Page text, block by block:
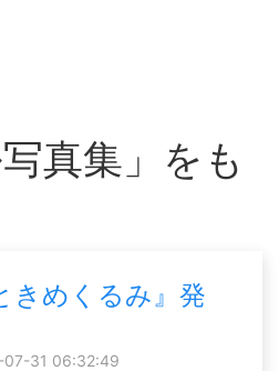
真集」をも
きめくるみ』発
07-31 06:32:49